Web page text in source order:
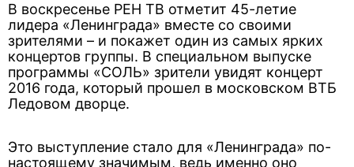
В воскресенье РЕН ТВ отметит 45-летие
лидера «Ленинграда» вместе со своими
зрителями – и покажет один из самых ярких
концертов группы. В специальном выпуске
программы «СОЛЬ» зрители увидят концерт
2016 года, который прошел в московском ВТБ
Ледовом дворце.
Это выступление стало для «Ленинграда» по-
настоящему значимым, ведь именно оно